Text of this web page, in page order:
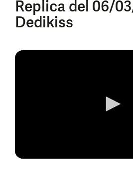
Replica del 06/
Dedikiss